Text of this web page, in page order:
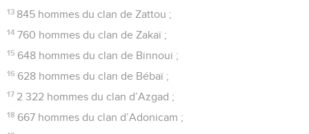
13 845 hommes du clan de Zattou ;
14 760 hommes du clan de Zakaï ;
15 648 hommes du clan de Binnoui ;
16 628 hommes du clan de Bébaï ;
17 2 322 hommes du clan d’Azgad ;
18 667 hommes du clan d’Adonicam ;